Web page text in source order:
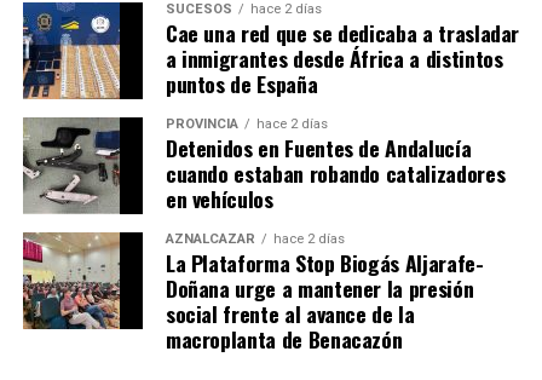
SUCESOS hace 2 días
Cae una red que se dedicaba a trasladar
a inmigrantes desde África a distintos
puntos de España
PROVINCIA hace 2 días
Detenidos en Fuentes de Andalucía
cuando estaban robando catalizadores
en vehículos
AZNALCÁZAR hace 2 días
La Plataforma Stop Biogás Aljarafe-
Doñana urge a mantener la presión
social frente al avance de la
macroplanta de Benacazón